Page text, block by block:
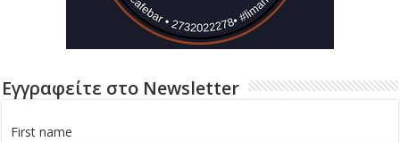
Εγγραφείτε στο Newsletter
First name